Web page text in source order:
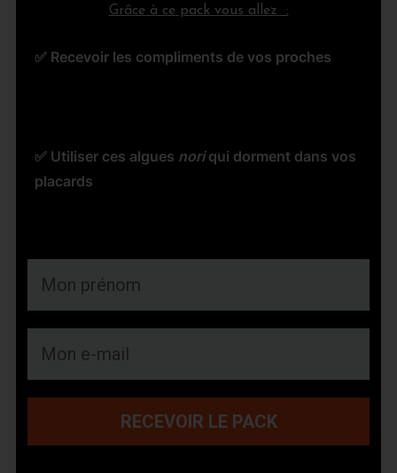
Grâce à ce pack vous allez :
✅ Recevoir les compliments de vos proches
✅ Utiliser ces algues noriqui dorment dans vos
placards
RECEVOIR LE PACK